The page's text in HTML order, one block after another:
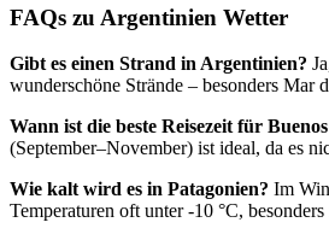
FAQs zu Argentinien Wetter
Gibt es einen Strand in Argentinien?
wunderschöne Strände – besonders Mar
Wann ist die beste Reisezeit für
(September–November) ist ideal, da es
Wie kalt wird es in Patagonien? Im
Temperaturen oft unter -10 °C,